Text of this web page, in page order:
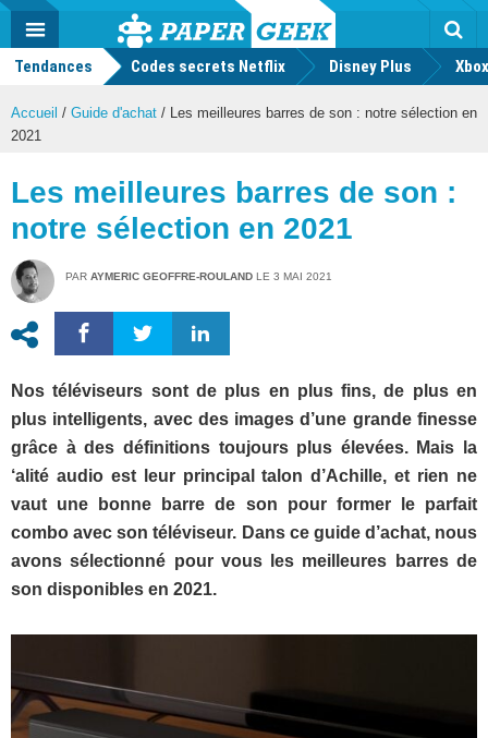
Actu
geek
MENU
Tendances Codes secrets Netflix Disney Plus
Accueil / Guide d'achat / Les meilleures barres de son : notre sélection en
2021
Les meilleures barres de son :
notre sélection en 2021
PAR AYMERIC GEOFFRE-ROULAND LE 3 MAI 2021
Nos téléviseurs sont de plus en plus fins, de plus en
plus intelligents, avec des images d’une grande finesse
grâce à des définitions toujours plus élevées. Mais la
‘alité audio est leur principal talon d’Achille, et rien ne
vaut une bonne barre de son pour former le parfait
combo avec son téléviseur. Dans ce guide d’achat, nous
avons sélectionné pour vous les meilleures barres de
son disponibles en 2021.
Mode
FacebookTwitter Youtube